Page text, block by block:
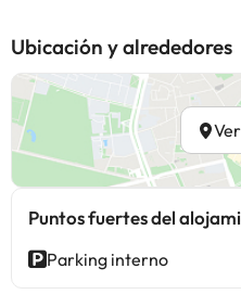
Ubicación y alrededores
Puntos fuertes del
Parking interno